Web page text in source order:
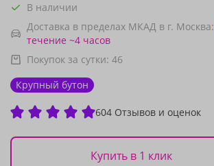
В наличии
Доставка в пределах МКАД в г. Москва:
течение ~4 часов
Покупок за сутки: 46
Крупный бутон
604 Отзывов и оценок
Купить в 1 клик